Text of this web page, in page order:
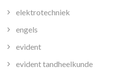
elektrotechniek
engels
evident
evident tandheelkunde